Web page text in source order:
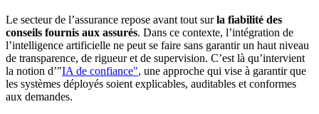
Le secteur de l’assurance repose avant tout surla fiabilité des
conseils fournis aux assurés. Dans ce contexte, l’intégration de
l’intelligence artificielle ne peut se faire sans garantir un haut niveau
de transparence, de rigueur et de supervision. C’est là qu’intervient
la notion d’"IA de confiance", une approche qui vise à garantir que
les systèmes déployés soient explicables, auditables et conformes
aux demandes.